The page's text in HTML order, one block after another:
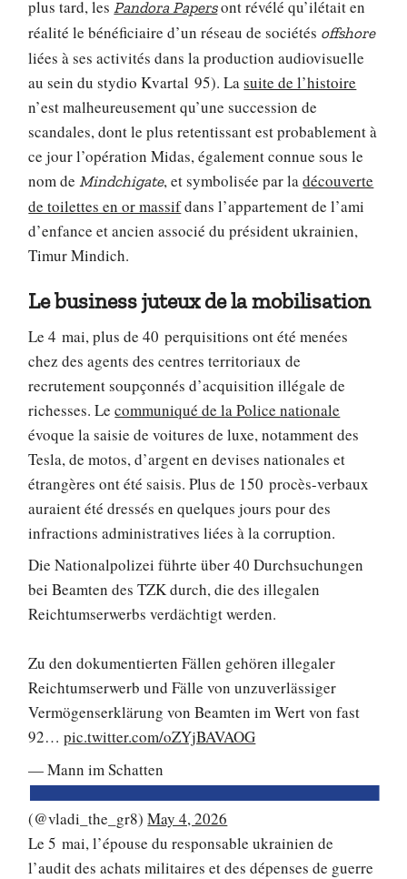
plus tard, lesPandora Papersont révélé qu’ilétait en
réalité le bénéficiaire d’un réseau de sociétés offshore
liées à ses activités dans la production audiovisuelle
au sein du stydio Kvartal 95). Lasuite de l’histoire
n’est malheureusement qu’une succession de
scandales, dont le plus retentissant est probablement à
ce jour l’opération Midas, également connue sous le
nom deMindchigate, et symbolisée par ladécouverte
de toilettes en or massifdans l’appartement de l’ami
d’enfance et ancien associé du président ukrainien,
Timur Mindich.
Le business juteux de la mobilisation
Le 4 mai, plus de 40 perquisitions ont été menées
chez des agents des centres territoriaux de
recrutement soupçonnés d’acquisition illégale de
richesses. Lecommuniqué de la Police nationale
évoque la saisie de voitures de luxe, notamment des
Tesla, de motos, d’argent en devises nationales et
étrangères ont été saisis. Plus de 150 procès-verbaux
auraient été dressés en quelques jours pour des
infractions administratives liées à la corruption.
Die Nationalpolizei führte über 40 Durchsuchungen
bei Beamten des TZK durch, die des illegalen
Reichtumserwerbs verdächtigt werden.
Zu den dokumentierten Fällen gehören illegaler
Reichtumserwerb und Fälle von unzuverlässiger
Vermögenserklärung von Beamten im Wert von fast
92…pic.twitter.com/oZYjBAVAOG
— Mann im Schatten
(@vladi_the_gr8)May 4, 2026
Le 5 mai, l’épouse du responsable ukrainien de
l’audit des achats militaires et des dépenses de guerre